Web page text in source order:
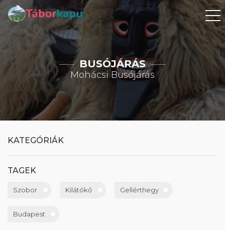
BUSÓJÁRÁS
Mohácsi Busójárás
KATEGÓRIÁK
TAGEK
Szobor Kilátókő Gellérthegy
Budapest